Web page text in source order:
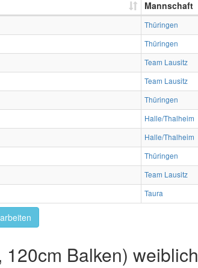
Mannschaft
Thüringen
Thüringen
Team Lausitz
Team Lausitz
Thüringen
Halle/Thalheim
Halle/Thalheim
Thüringen
Team Lausitz
Taura
Balken) weiblich